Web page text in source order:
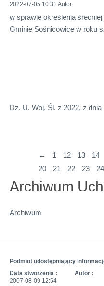
2022-07-05 10:31 Autor:
w sprawie określenia
Gminie Sośnicowice w roku
Dz. U. Woj. Śl. z 2022, z
← 1 12 13 14
20
21 22 23 24
Archiwum
Archiwum
Podmiot udostępniający
Data stworzenia :
2007-08-09 12:54
Autor :